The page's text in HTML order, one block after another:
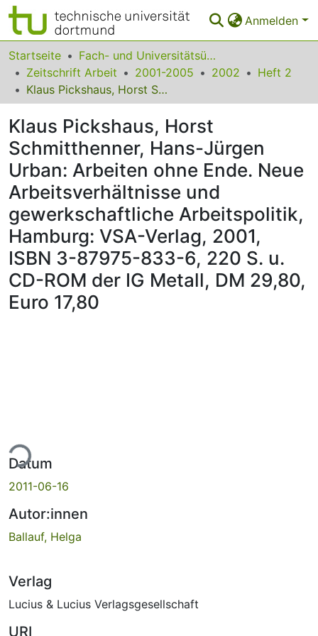
Anmelden
Bereiche & Sammlungen
Das gesamte Repositorium
FAQ
Leitlinien
Zurück zur Startseite
Startseite
Fach- und Universitätsübergreifendes
Zeitschrift Arbeit
2001-2005 2002
Heft 2
Klaus Pickshaus, Horst Schmitthenner, Hans-Jürgen Urban: Arbeiten ohne Ende. Neue Arbeitsverhältnisse und gewerkschaftliche Arbeitspolitik, Hamburg: VSA-Verlag, 2001, ISBN 3-87975-833-6, 220 S. u. CD-ROM der IG Metall, DM 29,80, Euro 17,80
Klaus Pickshaus, Horst
Schmitthenner, Hans-Jürgen
Urban: Arbeiten ohne Ende. Neue
Arbeitsverhältnisse und
gewerkschaftliche Arbeitspolitik,
Hamburg: VSA-Verlag, 2001,
ISBN 3-87975-833-6, 220 S. u.
CD-ROM der IG Metall, DM 29,80,
Euro 17,80
Datum
2011-06-16
Autor:innen
Ballauf, Helga
Verlag
Lucius & Lucius Verlagsgesellschaft
URI